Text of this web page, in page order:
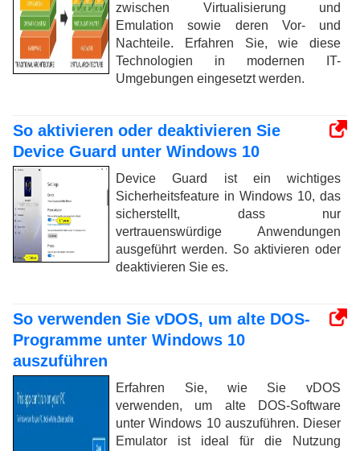
zwischen Virtualisierung und
Emulation sowie deren Vor- und
Nachteile. Erfahren Sie, wie diese
Technologien in modernen IT-
Umgebungen eingesetzt werden.
So aktivieren oder deaktivieren Sie
Device Guard unter Windows 10
Device Guard ist ein wichtiges
Sicherheitsfeature in Windows 10, das
sicherstellt, dass nur
vertrauenswürdige Anwendungen
ausgeführt werden. So aktivieren oder
deaktivieren Sie es.
So verwenden Sie vDOS, um alte DOS-
Programme unter Windows 10
auszuführen
Erfahren Sie, wie Sie vDOS
verwenden, um alte DOS-Software
unter Windows 10 auszuführen. Dieser
Emulator ist ideal für die Nutzung